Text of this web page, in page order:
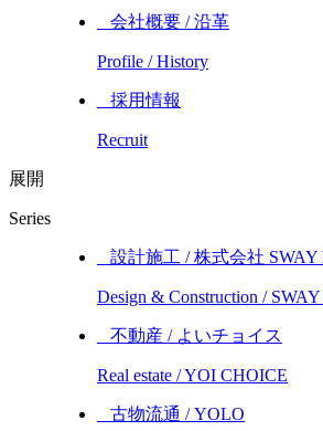
_ 会社概要 / 沿革
Profile / History
_ 採用情報
Recruit
展開
Series
_ 設計施工 / 株式会社
Design & Construction /
_ 不動産 / よいチョイス
Real estate / YOI CHOICE
_ 古物流通 / YOLO